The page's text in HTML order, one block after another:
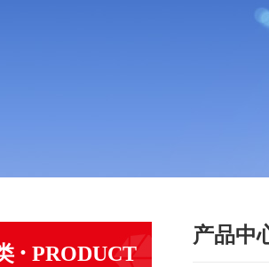
· PRODUCT
产品中